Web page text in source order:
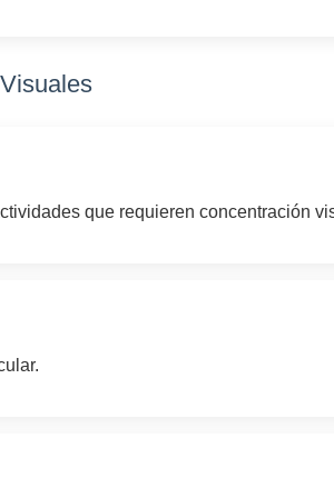
que requieren concentración